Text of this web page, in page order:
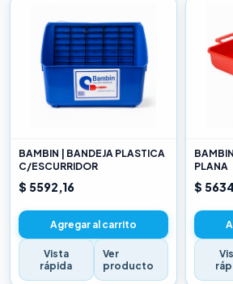
BAMBIN | BANDEJA PLASTICA
C/ESCURRIDOR
$ 5592,16
Agregar al carrito
Vista
rápida
Ver
producto
PLANA
$